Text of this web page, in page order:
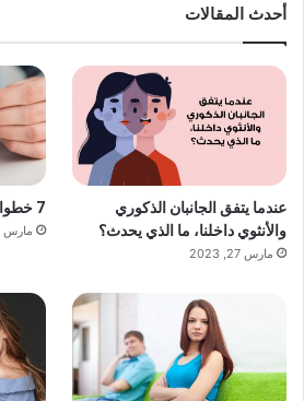
أحدث المقالات
عندما يتفق الجانبان الذكوري
والأنثوي داخلنا، ما الذي يحدث؟
مارس 27, 2023
7 خطوات لشفاء القلب المجروح
مارس 26, 2023